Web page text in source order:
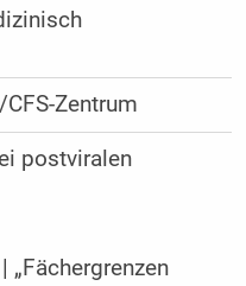
Zentrum
postviralen
„Fächergrenzen